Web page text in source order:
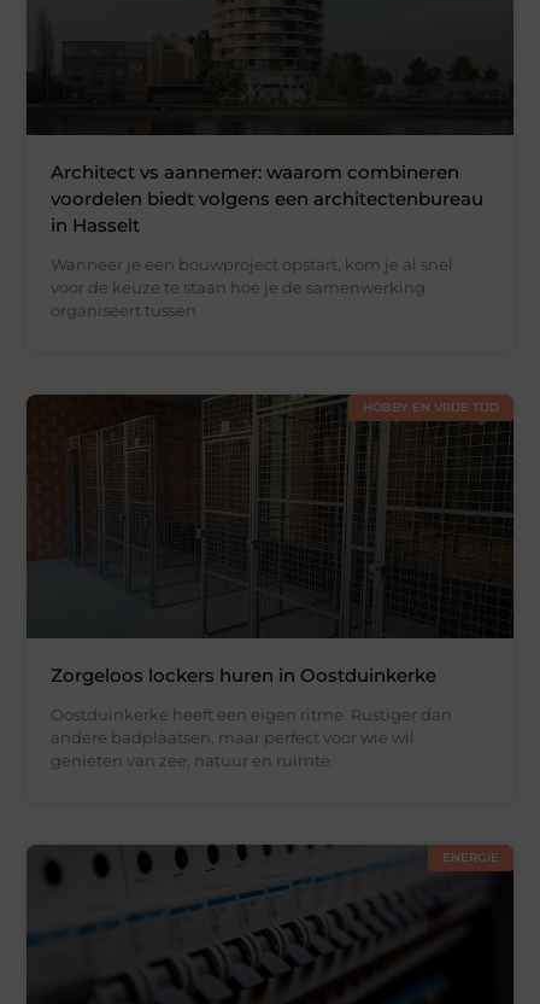
Architect vs aannemer: waarom combineren
voordelen biedt volgens een architectenbureau
in Hasselt
Wanneer je een bouwproject opstart, kom je al snel
voor de keuze te staan hoe je de samenwerking
organiseert tussen
HOBBY EN VRIJE TIJD
Zorgeloos lockers huren in Oostduinkerke
Oostduinkerke heeft een eigen ritme. Rustiger dan
andere badplaatsen, maar perfect voor wie wil
genieten van zee, natuur en ruimte.
ENERGIE